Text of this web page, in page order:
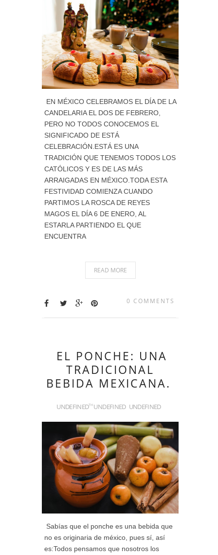
EN MÉXICO CELEBRAMOS EL DÍA DE LA
CANDELARIA EL DOS DE FEBRERO,
PERO NO TODOS CONOCEMOS EL
SIGNIFICADO DE ESTÁ
CELEBRACIÓN.ESTÁ ES UNA
TRADICIÓN QUE TENEMOS TODOS LOS
CATÓLICOS Y ES DE LAS MÁS
ARRAIGADAS EN MÉXICO.TODA ESTA
FESTIVIDAD COMIENZA CUANDO
PARTIMOS LA ROSCA DE REYES
MAGOS EL DÍA 6 DE ENERO, AL
ESTARLA PARTIENDO EL QUE
ENCUENTRA
READ MORE
0 COMMENTS
EL PONCHE: UNA
TRADICIONAL
BEBIDA MEXICANA.
UNDEFINEDTH UNDEFINED UNDEFINED
Sabías que el ponche es una bebida que
no es originaria de méxico, pues sí, así
es:Todos pensamos que nosotros los